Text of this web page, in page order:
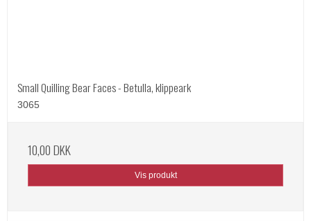
Small Quilling Bear Faces - Betulla, klippeark
3065
10,00 DKK
Vis produkt